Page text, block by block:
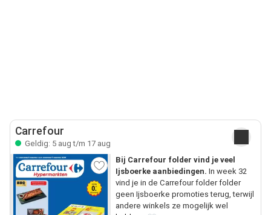
Carrefour
Geldig: 5 aug t/m 17 aug
Bij Carrefour folder vind je veel
Ijsboerke aanbiedingen. In week 32
vind je in de Carrefour folder folder
geen Ijsboerke promoties terug, terwijl
andere winkels ze mogelijk wel